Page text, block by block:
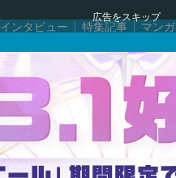
広告をスキップ
インタビュー 特集記事 マンガ